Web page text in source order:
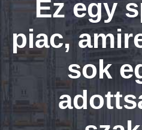
Ez egy
piac,
sok